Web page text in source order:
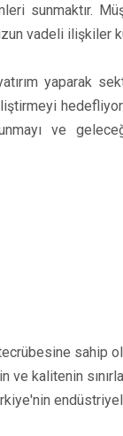
sunmaktır.
vadeli ilişkiler
yaparak
ve
sahip
ve kalitenin